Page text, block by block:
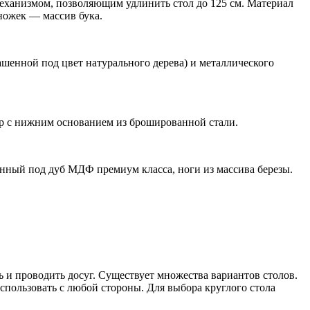
позволяющим удлинить стол до 125 см. Материал
— массив бука.
под цвет натурального дерева) и металлического
с нижним основанием из брошированной стали.
под дуб МДФ премиум класса, ноги из массива березы.
проводить досуг. Существует множества вариантов столов.
с любой стороны. Для выбора круглого стола